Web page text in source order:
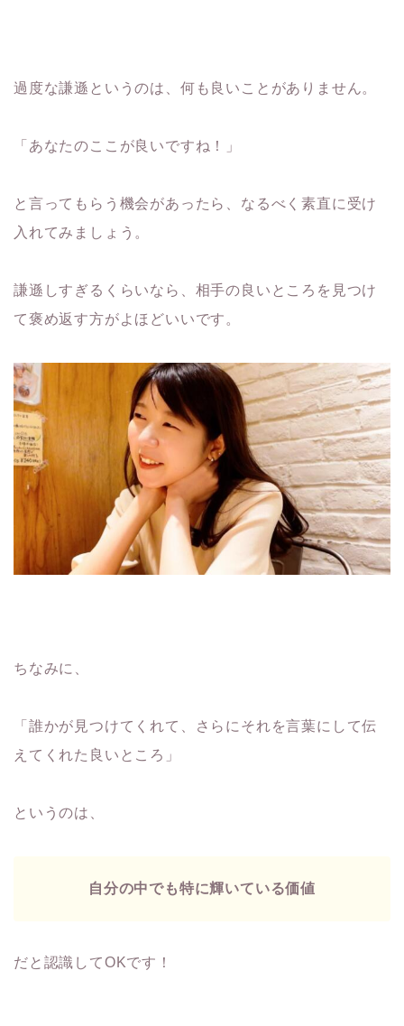
過度な謙遜というのは、何も良いことがありません。
「あなたのここが良いですね！」
と言ってもらう機会があったら、なるべく素直に受け
入れてみましょう。
謙遜しすぎるくらいなら、相手の良いところを見つけ
て褒め返す方がよほどいいです。
ちなみに、
「誰かが見つけてくれて、さらにそれを言葉にして伝
えてくれた良いところ」
というのは、
自分の中でも特に輝いている価値
だと認識してOKです！